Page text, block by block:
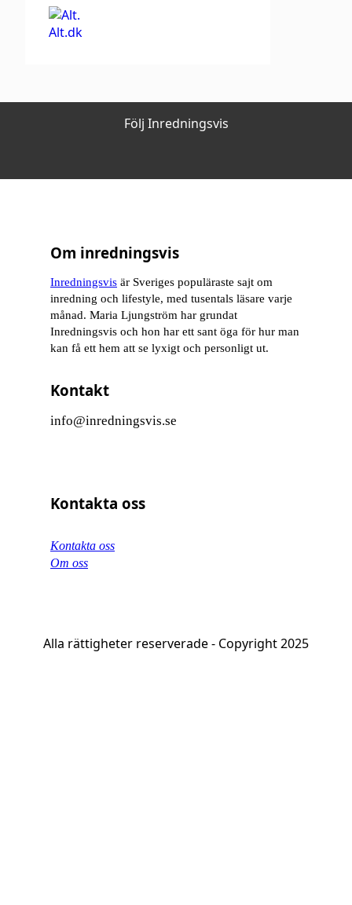
Alt.dk
Följ Inredningsvis
Om inredningsvis
Inredningsvis är Sveriges populäraste sajt om
inredning och lifestyle, med tusentals läsare varje
månad. Maria Ljungström har grundat
Inredningsvis och hon har ett sant öga för hur man
kan få ett hem att se lyxigt och personligt ut.
Kontakt
info@inredningsvis.se
Kontakta oss
Kontakta oss
Om oss
Alla rättigheter reserverade - Copyright 2025